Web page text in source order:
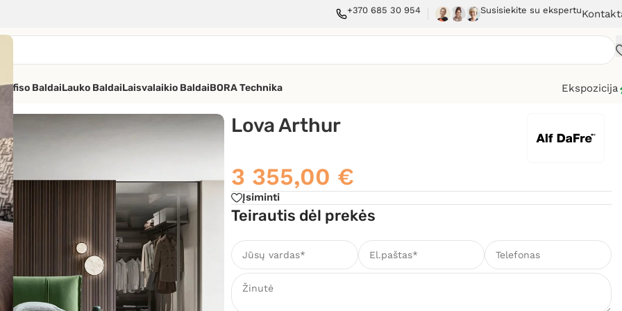
+370 685 30 954 Susisiekite su ekspertu
Ofiso BaldaiLauko BaldaiLaisvalaikio BaldaiBORA Technika
Ekspozicija
Lova Arthur
3 355,00 €
Įsiminti
Teirautis dėl prekės